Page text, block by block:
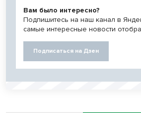
Вам было интересно?
Подпишитесь на наш канал в
самые интересные новости
Подписаться на Дзен